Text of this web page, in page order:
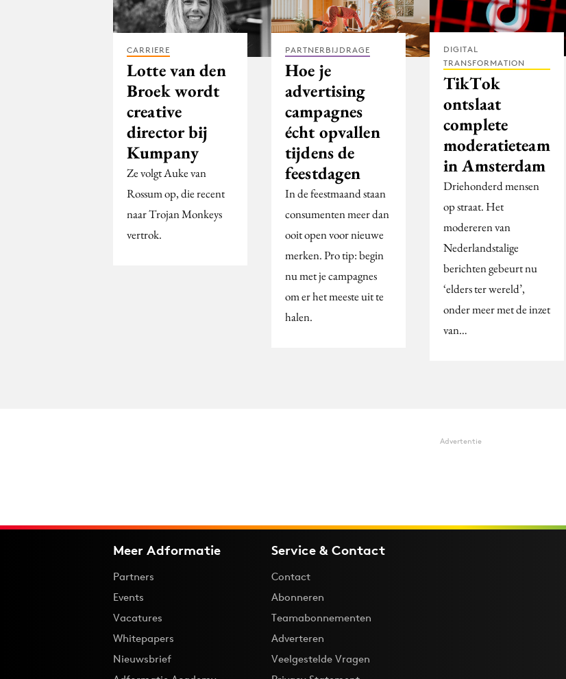
CARRIERE
Lotte van den
Broek wordt
creative
director bij
Kumpany
Ze volgt Auke van
Rossum op, die recent
naar Trojan Monkeys
vertrok.
PARTNERBIJDRAGE
Hoe je
advertising
campagnes
écht opvallen
tijdens de
feestdagen
In de feestmaand staan
consumenten meer dan
ooit open voor nieuwe
merken. Pro tip: begin
nu met je campagnes
om er het meeste uit te
halen.
DIGITAL
TRANSFORMATION
TikTok
ontslaat
complete
moderatieteam
in Amsterdam
Driehonderd mensen
op straat. Het
modereren van
Nederlandstalige
berichten gebeurt nu
‘elders ter wereld’,
onder meer met de inzet
van…
Advertentie
Meer Adformatie
Partners
Events
Vacatures
Whitepapers
Nieuwsbrief
Service & Contact
Contact
Abonneren
Teamabonnementen
Adverteren
Veelgestelde Vragen